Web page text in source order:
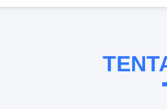
Karet Biru Untuk Taman bermain